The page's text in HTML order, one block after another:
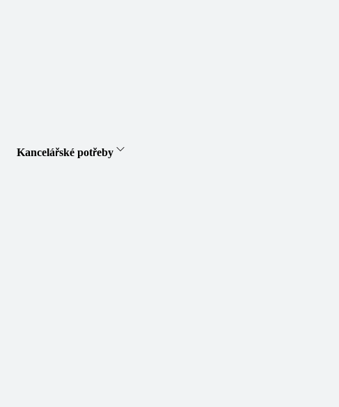
Kancelářské potřeby